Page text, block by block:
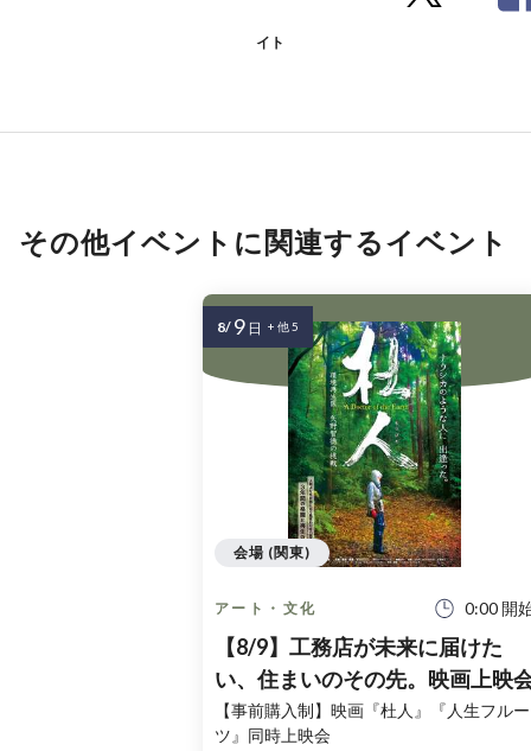
イト
その他イベントに関連するイベント
アート・文化 0:00 開
【8/9】工務店が未来に届けた
い、住まいのその先。映画上映
【事前購入制】映画『杜人』『人生フルー
ツ』同時上映会
会場 (関東)
8/ 9 日 + 他 5